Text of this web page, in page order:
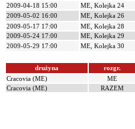
2009-04-18 15:00
ME, Kolejka 24
2009-05-02 16:00
ME, Kolejka 26
2009-05-17 17:00
ME, Kolejka 28
2009-05-24 17:00
ME, Kolejka 29
2009-05-29 17:00
ME, Kolejka 30
drużyna rozgr.
Cracovia (ME)
ME
Cracovia (ME)
RAZEM